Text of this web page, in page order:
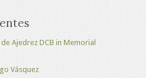
Ajedrez DCB in Memorial
Vásquez